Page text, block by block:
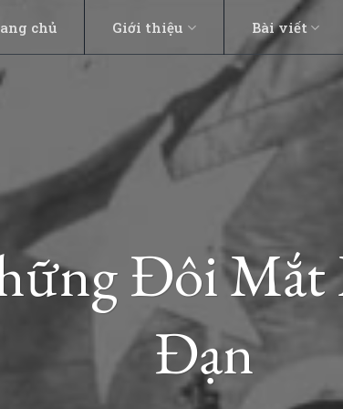
chủ Giới thiệu Bài viết
Đôi
Đạn